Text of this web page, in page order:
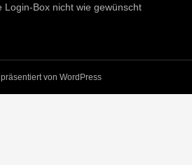
Login-Box nicht wie gewünscht
von WordPress